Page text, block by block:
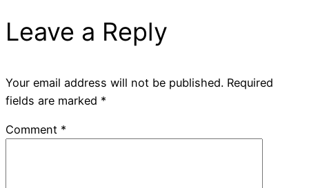
Leave a Reply
Your email address will not be published. Required
fields are marked *
Comment *